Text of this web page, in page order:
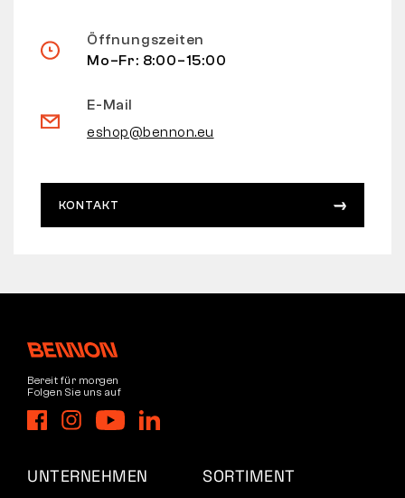
Öffnungszeiten
Mo–Fr: 8:00–15:00
E-Mail
eshop@bennon.eu
KONTAKT
Bereit für morgen
Folgen Sie uns auf
UNTERNEHMEN SORTIMENT